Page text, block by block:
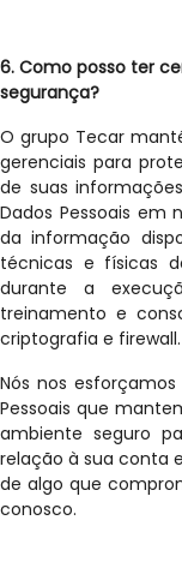
6. Como posso ter
segurança?
O grupo Tecar
gerenciais para
de suas
Dados Pessoais em
da informação
técnicas e físicas
durante a
treinamento e
criptografia e firewall.
Nós nos
Pessoais que
ambiente seguro
relação à sua conta
de algo que
conosco.